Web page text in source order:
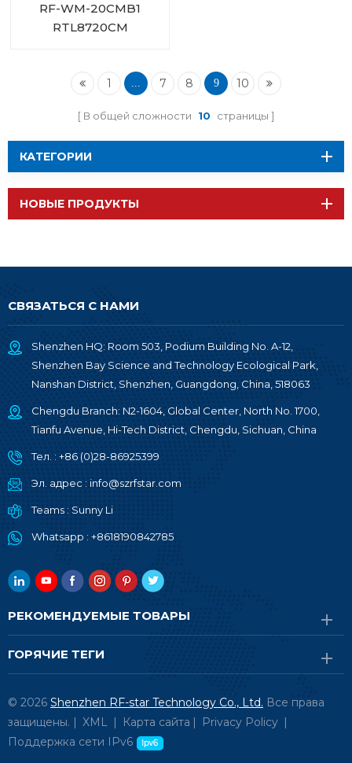
RF-WM-20CMB1
RTL8720CM
1 ... 7 8 9 10
В общей сложности 10 страницы
КАТЕГОРИИ
НОВЫЕ ПРОДУКТЫ
СВЯЗАТЬСЯ С НАМИ
Shenzhen HQ: Room 503, Podium Building No. A-12,
Shenzhen Bay Science and Technology Ecological Park,
Nanshan District, Shenzhen, Guangdong, China, 518063
Chengdu Branch: N2-1604, Global Center, North No. 1700,
Tianfu Avenue, Hi-Tech District, Chengdu, Sichuan, China
Тел. : +86 (0)28-86925399
Эл. адрес : info@szrfstar.com
Teams : Sunny Li
Whatsapp : +8618190842785
РЕКОМЕНДУЕМЫЕ ТОВАРЫ
ГОРЯЧИЕ ТЕГИ
© 2026 Shenzhen RF-star Technology Co., Ltd. Все права
защищены. | XML | Карта сайта | Privacy Policy |
Поддержка сети IPv6